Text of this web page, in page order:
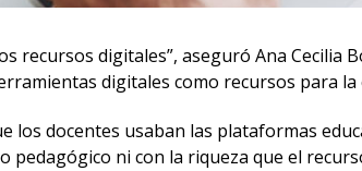
recursos digitales”, aseguró Ana Cecilia
digitales como recursos para la
los docentes usaban las plataformas
pedagógico ni con la riqueza que el